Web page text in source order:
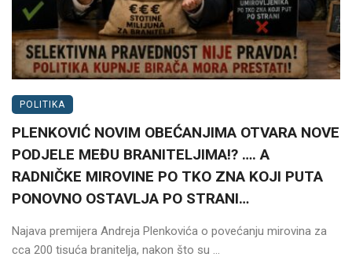
POLITIKA
PLENKOVIĆ NOVIM OBEĆANJIMA OTVARA NOVE
PODJELE MEĐU BRANITELJIMA!? …. A
RADNIČKE MIROVINE PO TKO ZNA KOJI PUTA
PONOVNO OSTAVLJA PO STRANI…
Najava premijera Andreja Plenkovića o povećanju mirovina za
cca 200 tisuća branitelja, nakon što su ...